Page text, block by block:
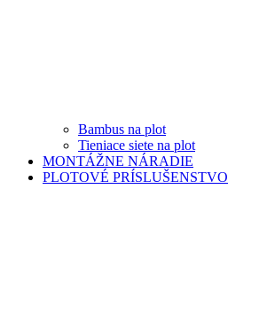
Bambus na plot
Tieniace siete na plot
MONTÁŽNE NÁRADIE
PLOTOVÉ PRÍSLUŠENSTVO